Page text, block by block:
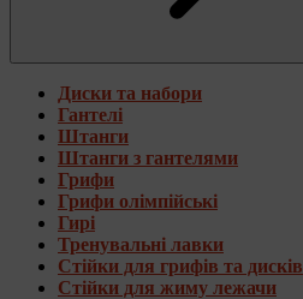
Диски та набори
Гантелі
Штанги
Штанги з гантелями
Грифи
Грифи олімпійські
Гирі
Тренувальні лавки
Стійки для грифів та дисків
Стійки для жиму лежачи